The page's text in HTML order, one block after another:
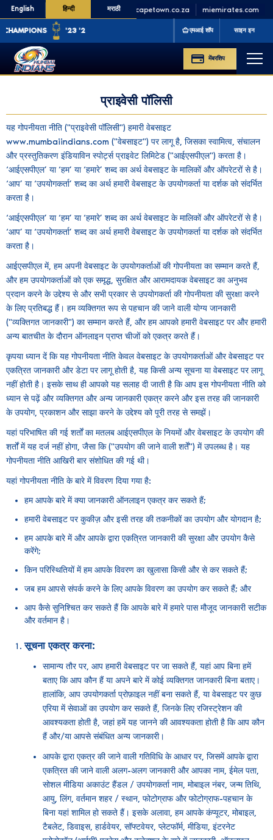
English हिन्दी मराठी
minycricket.com micapetown.co.za miemirates.com
'23 '25 एमआई शॉप
मेंबरशिप
साइन इन
प्राइवेसी पॉलिसी
यह गोपनीयता नीति ("प्राइवेसी पॉलिसी") हमारी वेबसाइट
www.mumbaiindians.com ("वेबसाइट") पर लागू है, जिसका स्वामित्व, संचालन
और प्रस्तुतिकरण इंडियाविन स्पोर्ट्स प्राइवेट लिमिटेड ("आईएसपीएल") करता है।
‘आईएसपीएल’ या ‘हम’ या ‘हमारे’ शब्द का अर्थ वेबसाइट के मालिकों और ऑपरेटरों से है।
‘आप’ या ‘उपयोगकर्ता’ शब्द का अर्थ हमारी वेबसाइट के उपयोगकर्ता या दर्शक को संदर्भित
करता है।
‘आईएसपीएल’ या ‘हम’ या ‘हमारे’ शब्द का अर्थ वेबसाइट के मालिकों और ऑपरेटरों से है।
‘आप’ या ‘उपयोगकर्ता’ शब्द का अर्थ हमारी वेबसाइट के उपयोगकर्ता या दर्शक को संदर्भित
करता है।
आईएसपीएल में, हम अपनी वेबसाइट के उपयोगकर्ताओं की गोपनीयता का सम्मान करते हैं,
और हम उपयोगकर्ताओं को एक समृद्ध, सुरक्षित और आरामदायक वेबसाइट का अनुभव
प्रदान करने के उद्देश्य से और सभी प्रकार से उपयोगकर्ता की गोपनीयता की सुरक्षा करने
के लिए प्रतिबद्ध हैं। हम व्यक्तिगत रूप से पहचान की जाने वाली योग्य जानकारी
("व्यक्तिगत जानकारी") का सम्मान करते हैं, और हम आपको हमारी वेबसाइट पर और हमारी
अन्य बातचीत के दौरान ऑनलाइन प्राप्त चीजों को एकत्र करते हैं।
कृपया ध्यान दें कि यह गोपनीयता नीति केवल वेबसाइट के उपयोगकर्ताओं और वेबसाइट पर
एकत्रित जानकारी और डेटा पर लागू होती है, यह किसी अन्य सूचना या वेबसाइट पर लागू
नहीं होती है। इसके साथ ही आपको यह सलाह दी जाती है कि आप इस गोपनीयता नीति को
ध्यान से पढ़ें और व्यक्तिगत और अन्य जानकारी एकत्र करने और इस तरह की जानकारी
के उपयोग, प्रकाशन और साझा करने के उद्देश्य को पूरी तरह से समझें।
यहां परिभाषित की गई शर्तों का मतलब आईएसपीएल के नियमों और वेबसाइट के उपयोग की
शर्तों में यह दर्ज नहीं होगा, जैसा कि ("उपयोग की जाने वाली शर्तें") में उपलब्ध है। यह
गोपनीयता नीति आखिरी बार संशोधित की गई थी।
यहां गोपनीयता नीति के बारे में विवरण दिया गया है:
हम आपके बारे में क्या जानकारी ऑनलाइन एकत्र कर सकते हैं;
हमारी वेबसाइट पर कुकीज़ और इसी तरह की तकनीकों का उपयोग और योगदान है;
हम आपके बारे में और आपके द्वारा एकत्रित जानकारी की सुरक्षा और उपयोग कैसे
करेंगे;
किन परिस्थितियों में हम आपके विवरण का खुलासा किसी और से कर सकते हैं;
जब हम आपसे संपर्क करने के लिए आपके विवरण का उपयोग कर सकते हैं; और
आप कैसे सुनिश्चित कर सकते हैं कि आपके बारे में हमारे पास मौजूद जानकारी सटीक
और वर्तमान है।
सूचना एकत्र करना:
सामान्य तौर पर, आप हमारी वेबसाइट पर जा सकते हैं, यहां आप बिना हमें
बताए कि आप कौन हैं या अपने बारे में कोई व्यक्तिगत जानकारी बिना बताए।
हालांकि, आप उपयोगकर्ता प्रोफ़ाइल नहीं बना सकते हैं, या वेबसाइट पर कुछ
एरिया में सेवाओं का उपयोग कर सकते हैं, जिनके लिए रजिस्ट्रेशन की
आवश्यकता होती है, जहां हमें यह जानने की आवश्यकता होती है कि आप कौन
हैं और/या आपसे संबंधित अन्य जानकारी।
आपके द्वारा एकत्र की जाने वाली गतिविधि के आधार पर, जिसमें आपके द्वारा
एकत्रित की जाने वाली अलग-अलग जानकारी और आपका नाम, ईमेल पता,
सोशल मीडिया अकाउंट हैंडल / उपयोगकर्ता नाम, मोबाइल नंबर, जन्म तिथि,
आयु, लिंग, वर्तमान शहर / स्थान, फोटोग्राफ और फोटोग्राफ-पहचान के
बिना यहां शामिल हो सकते हैं। इसके अलावा, हम आपके कंप्यूटर, मोबाइल,
टैबलेट, डिवाइस, हार्डवेयर, सॉफ्टवेयर, प्लेटफॉर्म, मीडिया, इंटरनेट